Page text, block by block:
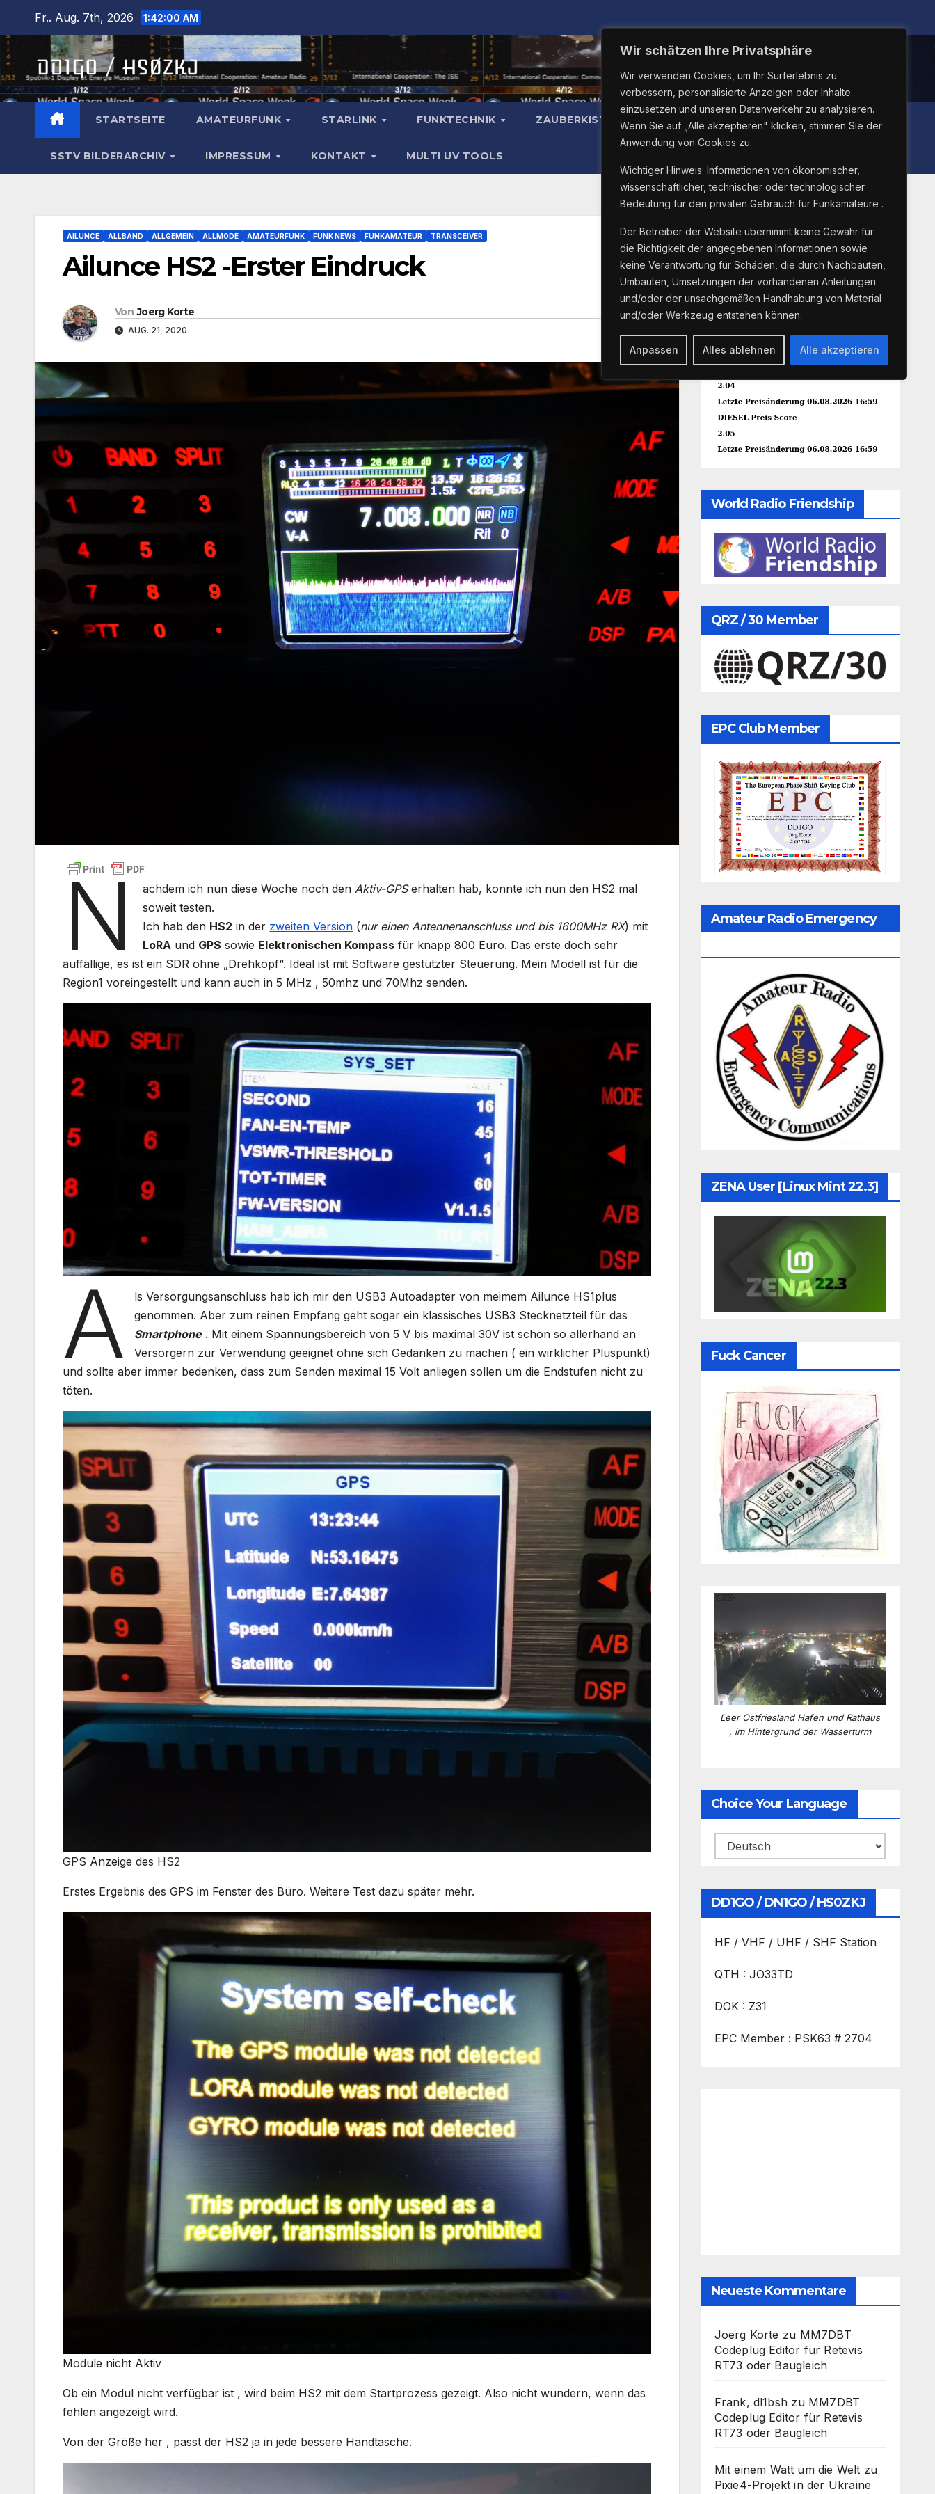
Wir schätzen Ihre Privatsphäre
Wir verwenden Cookies, um Ihr Surferlebnis zu
verbessern, personalisierte Anzeigen oder Inhalte
einzusetzen und unseren Datenverkehr zu analysieren.
Wenn Sie auf „Alle akzeptieren" klicken, stimmen Sie der
Anwendung von Cookies zu.
Wichtiger Hinweis: Informationen von ökonomischer,
wissenschaftlicher, technischer oder technologischer
Bedeutung für den privaten Gebrauch für Funkamateure .
Der Betreiber der Website übernimmt keine Gewähr für
die Richtigkeit der angegebenen Informationen sowie
keine Verantwortung für Schäden, die durch Nachbauten,
Umbauten, Umsetzungen der vorhandenen Anleitungen
und/oder der unsachgemäßen Handhabung von Material
und/oder Werkzeug entstehen können.
Anpassen Alles ablehnen Alle akzeptieren
springen
Fr.. Aug. 7th, 2026 1:42:02 AM
STARTSEITE AMATEURFUNK STARLINK FUNKTECHNIK ZAUBERKISTE LINUX26
SSTV BILDERARCHIV IMPRESSUM KONTAKT MULTI UV TOOLS
AILUNCE ALLBAND ALLGEMEIN ALLMODE AMATEURFUNK FUNK NEWS FUNKAMATEUR TRANSCEIVER
Ailunce HS2 -Erster Eindruck
Von Joerg Korte
AUG. 21, 2020
N achdem ich nun diese Woche noch denAktiv-GPSerhalten hab, konnte ich nun den HS2 mal
soweit testen.
Ich hab den HS2 in der zweiten Version (nur einen Antennenanschluss und bis 1600MHz RX) mit
LoRA und GPS sowie Elektronischen Kompass für knapp 800 Euro. Das erste doch sehr
auffällige, es ist ein SDR ohne „Drehkopf“. Ideal ist mit Software gestützter Steuerung. Mein Modell ist für die
Region1 voreingestellt und kann auch in 5 MHz , 50mhz und 70Mhz senden.
A
ls Versorgungsanschluss hab ich mir den USB3 Autoadapter von meimem Ailunce HS1plus
genommen. Aber zum reinen Empfang geht sogar ein klassisches USB3 Stecknetzteil für das
Smartphone. Mit einem Spannungsbereich von 5 V bis maximal 30V ist schon so allerhand an
Versorgern zur Verwendung geeignet ohne sich Gedanken zu machen ( ein wirklicher Pluspunkt)
und sollte aber immer bedenken, dass zum Senden maximal 15 Volt anliegen sollen um die Endstufen nicht zu
töten.
GPS Anzeige des HS2
Erstes Ergebnis des GPS im Fenster des Büro. Weitere Test dazu später mehr.
Module nicht Aktiv
Ob ein Modul nicht verfügbar ist , wird beim HS2 mit dem Startprozess gezeigt. Also nicht wundern, wenn das
fehlen angezeigt wird.
Von der Größe her , passt der HS2 ja in jede bessere Handtasche.
Suche Innnerhalb Der
Webseite
World Radio Friendship
QRZ / 30 Member
EPC Club Member
Amateur Radio Emergency
ZENA User [Linux Mint 22.3]
Fuck Cancer
Leer Ostfriesland Hafen und Rathaus
, im Hintergrund der Wasserturm
Choice Your Language
DD1GO / DN1GO / HS0ZKJ
HF / VHF / UHF / SHF Station
QTH : JO33TD
DOK : Z31
EPC Member : PSK63 # 2704
Neueste Kommentare
Joerg Korte zu MM7DBT
Codeplug Editor für Retevis
RT73 oder Baugleich
Frank, dl1bsh zu MM7DBT
Codeplug Editor für Retevis
RT73 oder Baugleich
Mit einem Watt um die Welt zu
Pixie4-Projekt in der Ukraine